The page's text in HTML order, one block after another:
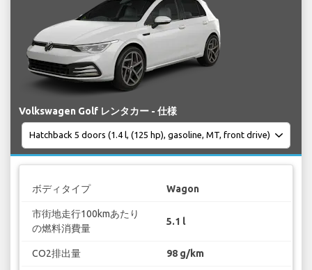
Volkswagen Golf レンタカー - 仕様
ボディタイプ Wagon
市街地走行100kmあたり
の燃料消費量
5.1 l
CO2排出量 98 g/km